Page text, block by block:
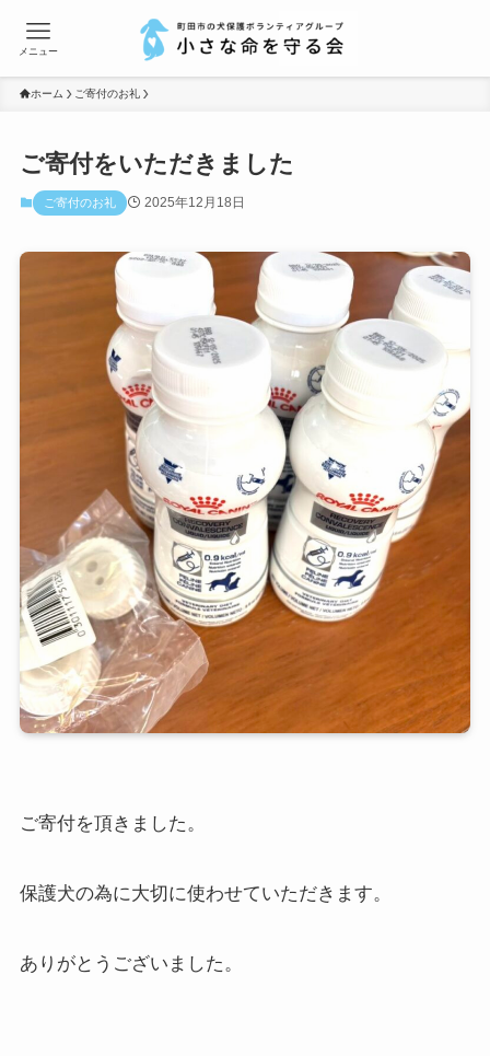
メニュー
ホーム ご寄付のお礼
ご寄付をいただきました
ご寄付のお礼 2025年12月18日
ご寄付を頂きました。
保護犬の為に大切に使わせていただきます。
ありがとうございました。